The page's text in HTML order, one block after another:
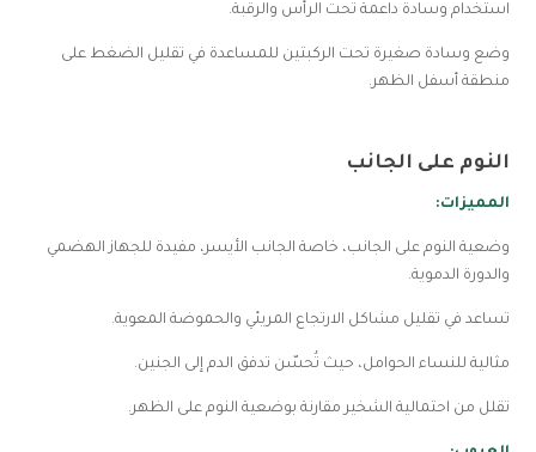
استخدام وسادة داعمة تحت الرأس والرقبة.
وضع وسادة صغيرة تحت الركبتين للمساعدة في تقليل الضغط على
منطقة أسفل الظهر.
النوم على الجانب
المميزات:
وضعية النوم على الجانب، خاصة الجانب الأيسر، مفيدة للجهاز الهضمي
والدورة الدموية.
تساعد في تقليل مشاكل الارتجاع المريئي والحموضة المعوية.
مثالية للنساء الحوامل، حيث تُحسّن تدفق الدم إلى الجنين.
تقلل من احتمالية الشخير مقارنة بوضعية النوم على الظهر.